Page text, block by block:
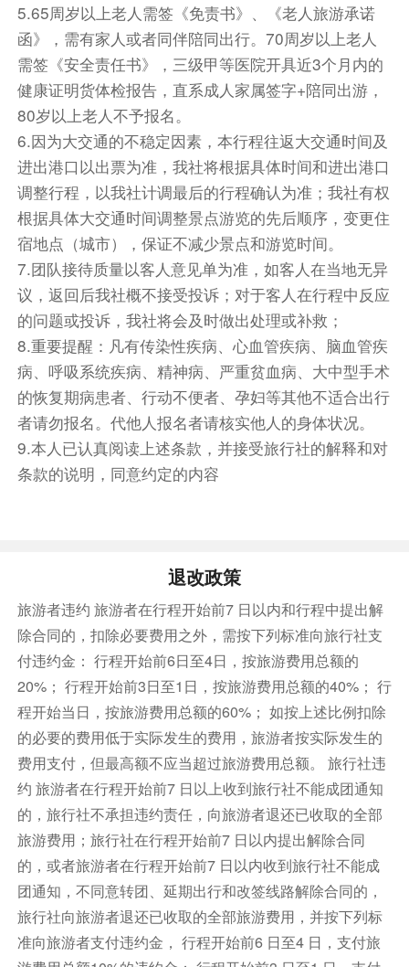
5.65周岁以上老人需签《免责书》、《老人旅游承诺
函》，需有家人或者同伴陪同出行。70周岁以上老人
需签《安全责任书》，三级甲等医院开具近3个月内的
健康证明货体检报告，直系成人家属签字+陪同出游，
80岁以上老人不予报名。
6.因为大交通的不稳定因素，本行程往返大交通时间及
进出港口以出票为准，我社将根据具体时间和进出港口
调整行程，以我社计调最后的行程确认为准；我社有权
根据具体大交通时间调整景点游览的先后顺序，变更住
宿地点（城市），保证不减少景点和游览时间。
7.团队接待质量以客人意见单为准，如客人在当地无异
议，返回后我社概不接受投诉；对于客人在行程中反应
的问题或投诉，我社将会及时做出处理或补救；
8.重要提醒：凡有传染性疾病、心血管疾病、脑血管疾
病、呼吸系统疾病、精神病、严重贫血病、大中型手术
的恢复期病患者、行动不便者、孕妇等其他不适合出行
者请勿报名。代他人报名者请核实他人的身体状况。
9.本人已认真阅读上述条款，并接受旅行社的解释和对
条款的说明，同意约定的内容
退改政策
旅游者违约 旅游者在行程开始前7 日以内和行程中提出解
除合同的，扣除必要费用之外，需按下列标准向旅行社支
付违约金： 行程开始前6日至4日，按旅游费用总额的
20%； 行程开始前3日至1日，按旅游费用总额的40%； 行
程开始当日，按旅游费用总额的60%； 如按上述比例扣除
的必要的费用低于实际发生的费用，旅游者按实际发生的
费用支付，但最高额不应当超过旅游费用总额。 旅行社违
约 旅游者在行程开始前7 日以上收到旅行社不能成团通知
的，旅行社不承担违约责任，向旅游者退还已收取的全部
旅游费用；旅行社在行程开始前7 日以内提出解除合同
的，或者旅游者在行程开始前7 日以内收到旅行社不能成
团通知，不同意转团、延期出行和改签线路解除合同的，
旅行社向旅游者退还已收取的全部旅游费用，并按下列标
准向旅游者支付违约金， 行程开始前6 日至4 日，支付旅